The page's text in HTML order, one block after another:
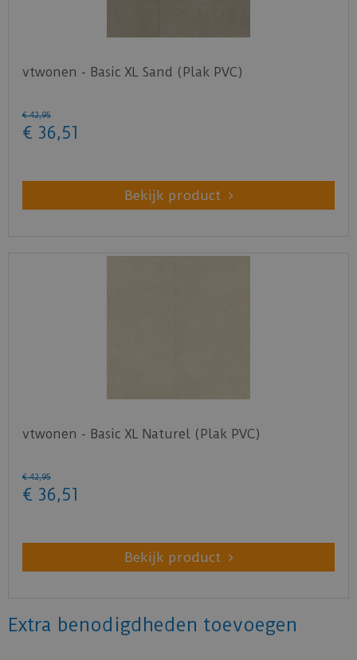
vtwonen - Basic XL Sand (Plak PVC)
€ 42,95
€ 36,51
Bekijk product
vtwonen - Basic XL Naturel (Plak PVC)
€ 42,95
€ 36,51
Bekijk product
Extra benodigdheden toevoegen